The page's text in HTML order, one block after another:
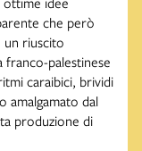
che però
un riuscito
franco-palestinese
caraibici, brividi
amalgamato dal
produzione di